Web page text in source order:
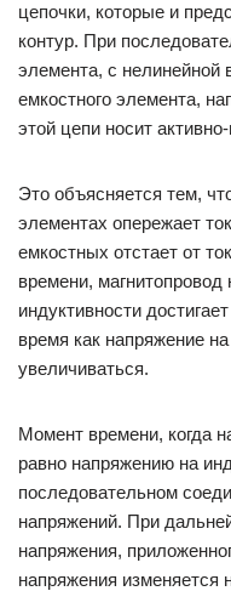
цепочки, которые и
контур. При
элемента, с нелинейной
емкостного элемента,
этой цепи носит
Это объясняется тем,
элементах опережает
емкостных отстает от
времени,
индуктивности
время как напряжение
увеличиваться.
Момент времени, когда
равно напряжению на
последовательном
напряжений. При
напряжения,
напряжения изменяется